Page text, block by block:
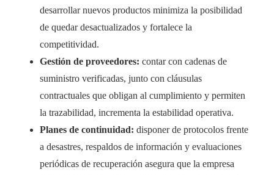
desarrollar nuevos productos minimiza la posibilidad
de quedar desactualizados y fortalece la
competitividad.
Gestión de proveedores: contar con cadenas de
suministro verificadas, junto con cláusulas
contractuales que obligan al cumplimiento y permiten
la trazabilidad, incrementa la estabilidad operativa.
Planes de continuidad: disponer de protocolos frente
a desastres, respaldos de información y evaluaciones
periódicas de recuperación asegura que la empresa